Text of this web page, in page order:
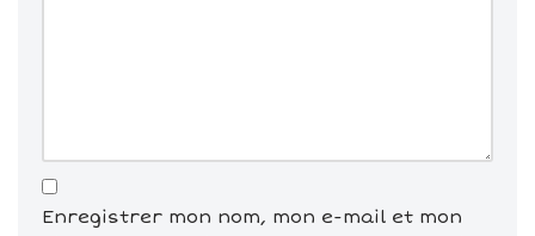
Enregistrer mon nom, mon e-mail et mon